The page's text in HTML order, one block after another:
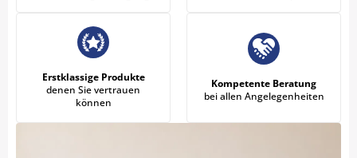
Erstklassige Produkte
denen Sie vertrauen
können
Kompetente Beratung
bei allen Angelegenheiten